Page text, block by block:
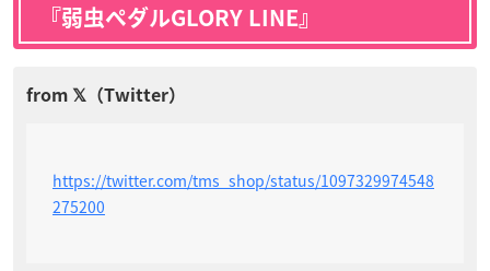
『弱虫ペダルGLORY LINE』
https://twitter.com/tms_shop/status/1097329974548
275200